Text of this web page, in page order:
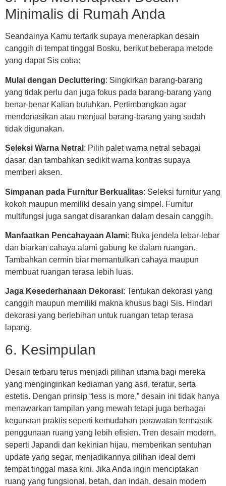
Minimalis di Rumah Anda
Seandainya Kamu tertarik supaya menerapkan desain
canggih di tempat tinggal Bosku, berikut beberapa metode
yang dapat Sis coba:
Mulai dengan Decluttering: Singkirkan barang-barang
yang tidak perlu dan juga fokus pada barang-barang yang
benar-benar Kalian butuhkan. Pertimbangkan agar
mendonasikan atau menjual barang-barang yang sudah
tidak digunakan.
Seleksi Warna Netral : Pilih palet warna netral sebagai
dasar, dan tambahkan sedikit warna kontras supaya
memberi aksen.
Simpanan pada Furnitur Berkualitas: Seleksi furnitur yang
kokoh maupun memiliki desain yang simpel. Furnitur
multifungsi juga sangat disarankan dalam desain canggih.
Manfaatkan Pencahayaan Alami: Buka jendela lebar-lebar
dan biarkan cahaya alami gabung ke dalam ruangan.
Tambahkan cermin biar memantulkan cahaya maupun
membuat ruangan terasa lebih luas.
Jaga Kesederhanaan Dekorasi: Tentukan dekorasi yang
canggih maupun memiliki makna khusus bagi Sis. Hindari
dekorasi yang berlebihan untuk ruangan tetap terasa
lapang.
6. Kesimpulan
Desain terbaru terus menjadi pilihan utama bagi mereka
yang menginginkan kediaman yang asri, teratur, serta
estetis. Dengan prinsip “less is more,” desain ini tidak hanya
menawarkan tampilan yang mewah tetapi juga berbagai
kegunaan praktis seperti kemudahan perawatan termasuk
penggunaan ruang yang lebih efisien. Tren desain modern,
seperti Japandi dan kekinian hijau, memberikan sentuhan
update yang segar, menjadikannya pilihan ideal demi
tempat tinggal masa kini. Jika Anda ingin menciptakan
ruang yang fungsional, betah, dan indah, desain modern